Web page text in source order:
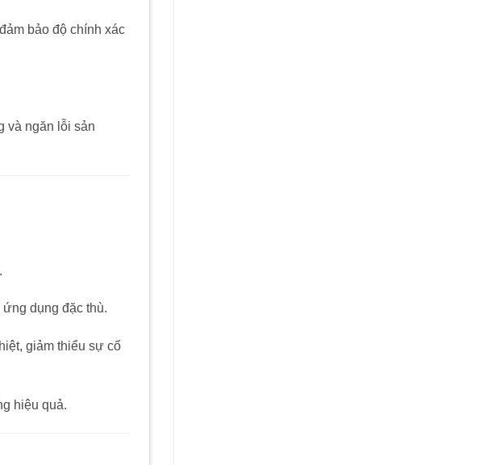
bảo độ chính xác
và ngăn lỗi sản
dụng đặc thù.
giảm thiểu sự cố
hiệu quả.